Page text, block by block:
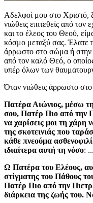
Αδελφοί μου στο Χριστό,
νιώθεις επιτεθείς από τον
και το έλεος του Θεού,
κόσμο μεταξύ σας. Έλατε
άρρωστο στο σώμα ή στην
από τον καλό Θεό, ο
υπέρ όλων των
Όταν νιώθεις άρρωστο
Πατέρα Αιώνιος, μέσω
σου, Πατέρ Πιο από την
να χαρίσεις μοι τη
της σκοτεινιάς που
κάθε πνεούμα
ιδιαίτερα αυτή τη νόσο:
Ω Πατέρα του Ελέους,
στίγματης του Πάθους
Πατέρ Πιο από την
διάρκεια της ζωής του.